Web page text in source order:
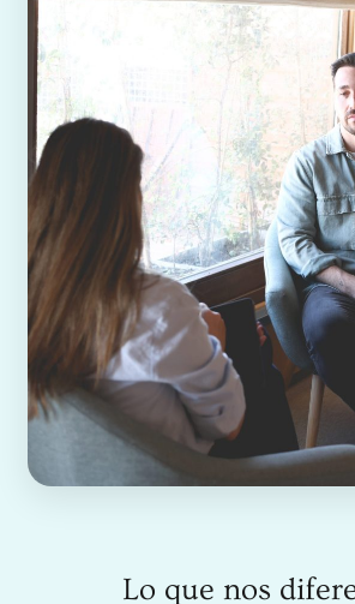
Lo que nos